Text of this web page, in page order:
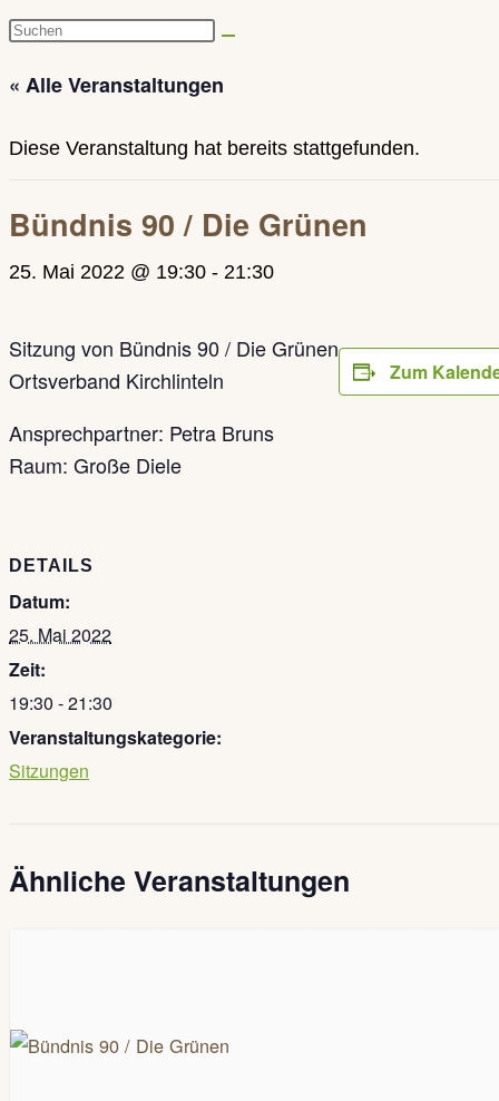
Diese
durchsuchen
« Alle Veranstaltungen
Diese Veranstaltung hat bereits stattgefunden.
Bündnis 90 / Die Grünen
25. Mai 2022 @ 19:30 - 21:30
Sitzung von Bündnis 90 / Die Grünen
Ortsverband Kirchlinteln
Ansprechpartner: Petra Bruns
Raum: Große Diele
Zum
DETAILS
Datum:
25. Mai 2022
Zeit:
19:30 - 21:30
Veranstaltungskategorie:
Sitzungen
Ähnliche Veranstaltungen